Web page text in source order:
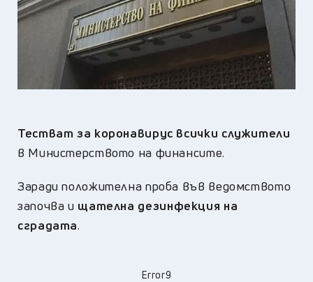
Тестват за коронавирус всички служители
в Министерството на финансите.
Заради положителна проба във ведомството
започва и щателна дезинфекция на
сградата.
Error9